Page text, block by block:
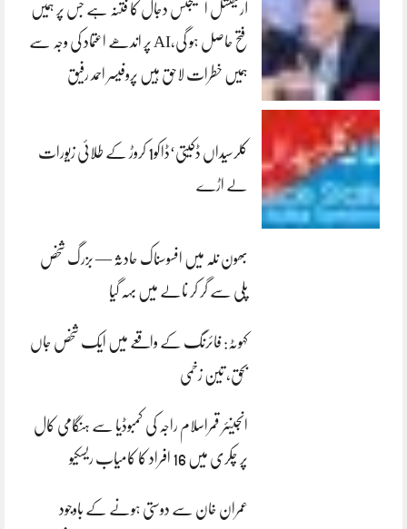
آرٹیفشل انٹلیجنس دجال کا فتنہ ہے جس پر ہمیں
فتح حاصل ہو گی،AI پر اندھے اعتماد کی وجہ سے
ہمیں خطرات لاحق ہیں پروفیسر احمد رفیق
کلرسیداں ڈکیتی‘ڈاکو1 کروڑ کے طلائی زیورات
لے اڑے
بھون نلہ میں افسوسناک حادثہ — بزرگ شخص
پلی سے گر کر نالے میں بہہ گیا
کہوٹہ: فائرنگ کے واقعے میں ایک شخص جاں
بحق، تین زخمی
انجینئر قمراسلام راجہ کی کمبوڈیا سے ہنگامی کال
پر چکری میں 16 افراد کا کامیاب ریسکیو
عمران خان سے دوستی ہونے کے باوجود